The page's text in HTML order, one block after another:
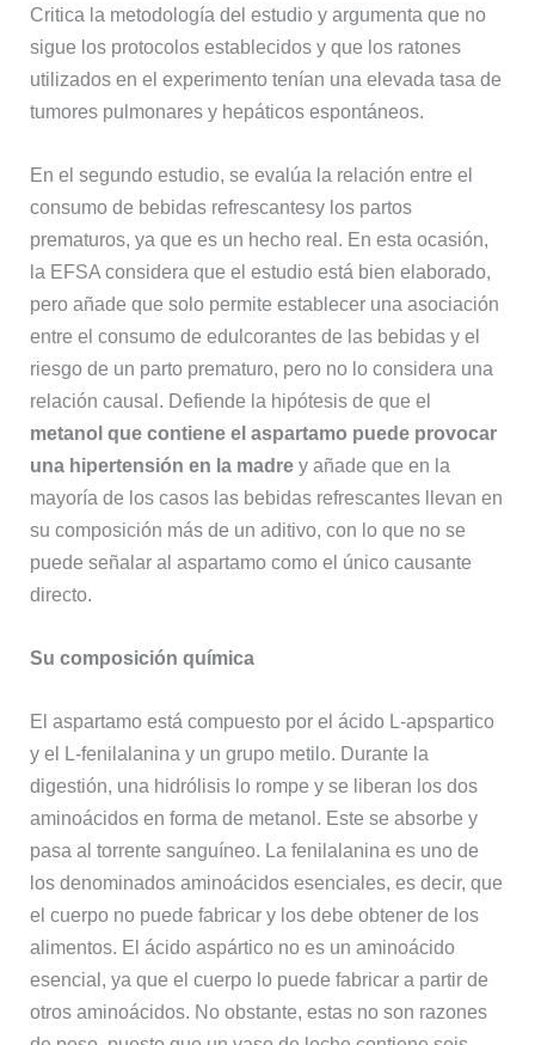
Critica la metodología del estudio y argumenta que no
sigue los protocolos establecidos y que los ratones
utilizados en el experimento tenían una elevada tasa de
tumores pulmonares y hepáticos espontáneos.
En el segundo estudio, se evalúa la relación entre el
consumo de bebidas refrescantesy los partos
prematuros, ya que es un hecho real. En esta ocasión,
la EFSA considera que el estudio está bien elaborado,
pero añade que solo permite establecer una asociación
entre el consumo de edulcorantes de las bebidas y el
riesgo de un parto prematuro, pero no lo considera una
relación causal. Defiende la hipótesis de que el
metanol que contiene el aspartamo puede provocar
una hipertensión en la madrey añade que en la
mayoría de los casos las bebidas refrescantes llevan en
su composición más de un aditivo, con lo que no se
puede señalar al aspartamo como el único causante
directo.
Su composición química
El aspartamo está compuesto por el ácido L-apspartico
y el L-fenilalanina y un grupo metilo. Durante la
digestión, una hidrólisis lo rompe y se liberan los dos
aminoácidos en forma de metanol. Este se absorbe y
pasa al torrente sanguíneo. La fenilalanina es uno de
los denominados aminoácidos esenciales, es decir, que
el cuerpo no puede fabricar y los debe obtener de los
alimentos. El ácido aspártico no es un aminoácido
esencial, ya que el cuerpo lo puede fabricar a partir de
otros aminoácidos. No obstante, estas no son razones